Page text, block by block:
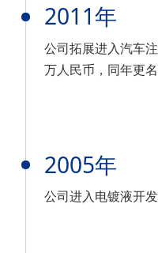
2011年
公司拓展进入汽车
万人民币，同年更
2005年
公司进入电镀液开